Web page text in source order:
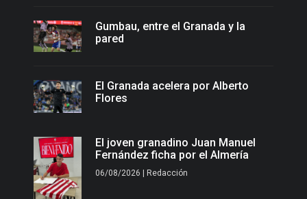
Gumbau, entre el Granada y la
pared
El Granada acelera por Alberto
Flores
El joven granadino Juan Manuel
Fernández ficha por el Almería
06/08/2026 | Redacción